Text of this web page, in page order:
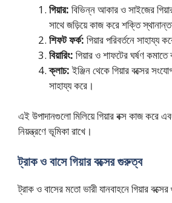
গিয়ার: বিভিন্ন আকার ও সাইজের
সাথে জড়িয়ে কাজ করে শক্তি
শিফট ফর্ক: গিয়ার পরিবর্তনে সাহায্য
বিয়ারিং: গিয়ার ও শাফটের ঘর্ষণ
ক্লাচ:ইঞ্জিন থেকে গিয়ার বক্সের
সাহায্য করে।
এই উপাদানগুলো মিলিয়ে গিয়ার বক্স কাজ করে
নিয়ন্ত্রণে ভূমিকা রাখে।
ট্রাক ও বাসে গিয়ার বক্সের গুরুত্ব
ট্রাক ও বাসের মতো ভারী যানবাহনে গিয়ার